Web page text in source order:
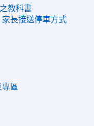
教科書
長接送停車方式
區